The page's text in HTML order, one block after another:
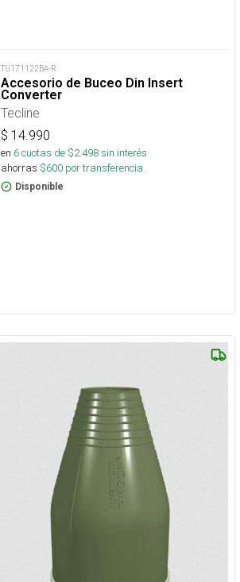
TU171122BA-R
Accesorio de Buceo Din Insert
Converter
Tecline
$ 14.990
en 6cuotas de $2.498sin interés
ahorras $600por transferencia.
Disponible